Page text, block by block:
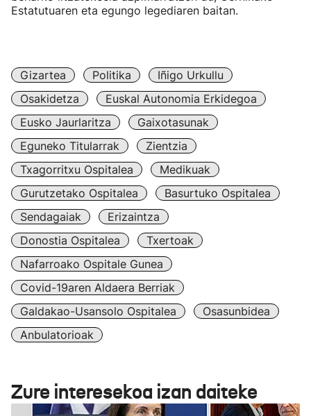
Estatutuaren eta egungo legediaren baitan.
Gizartea Politika
Iñigo Urkullu
Osakidetza
Euskal Autonomia Erkidegoa
Eusko Jaurlaritza
Gaixotasunak
Eguneko Titularrak
Zientzia
Txagorritxu Ospitalea
Medikuak
Gurutzetako Ospitalea
Basurtuko Ospitalea
Sendagaiak
Erizaintza
Donostia Ospitalea
Txertoak
Nafarroako Ospitale Gunea
Covid-19aren Aldaera Berriak
Galdakao-Usansolo Ospitalea
Osasunbidea
Anbulatorioak
Zure interesekoa izan daiteke